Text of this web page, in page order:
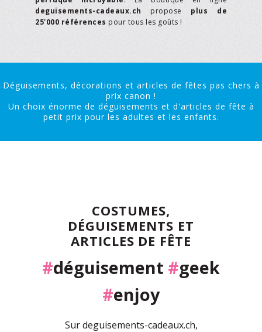
deguisements-cadeaux.ch propose plus de
25'000 références pour tous les goûts !
Déguisements, décorations et articles de fêtes pas chers à
prix canon !
Un choix énorme de déguisements et d'articles de fête à
petit prix pour les adultes et les enfants.
COSTUMES,
DÉGUISEMENTS ET
ARTICLES DE FÊTE
#déguisement #geek
#enjoy
Sur deguisements-cadeaux.ch,